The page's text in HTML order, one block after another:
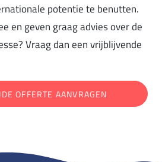
potentie te benutten.
en geven graag advies over de
Vraag dan een vrijblijvende
OFFERTE AANVRAGEN